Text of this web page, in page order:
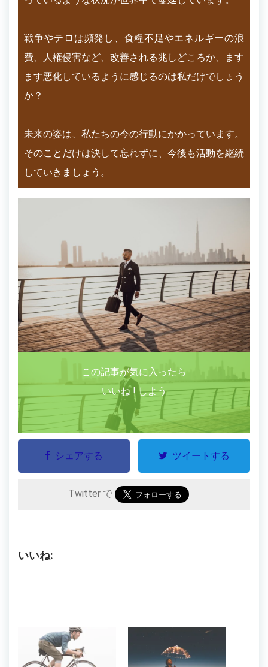
戦争やテロは頻発し、食糧不足やエネルギーの浪
費、人権侵害など、改善される兆しどころか、ます
ます悪化しているように感じるのは私だけでしょう
か？
未来の姿は、私たちの今の行動にかかっています。
そのことだけは決して忘れずに、今後も活動を継続
していきましょう。
この記事が気に入ったら
いいね ! しよう
シェアする ツイートする
Twitter で
いいね: